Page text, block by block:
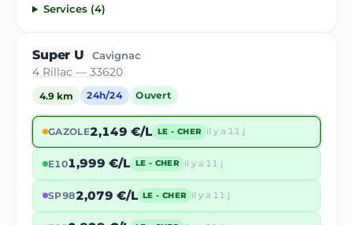
Services (4)
Super U Cavignac
4 Rillac — 33620
4.9 km 24h/24 Ouvert
GAZOLE2,149 €/L LE - CHER il y a 11 j
E101,999 €/L LE - CHER il y a 11 j
SP982,079 €/L LE - CHER il y a 11 j